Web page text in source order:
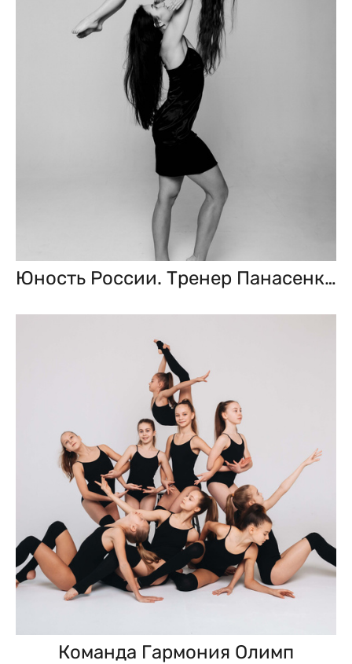
Юность России. Тренер Панасенкова Дарья
Команда Гармония Олимп